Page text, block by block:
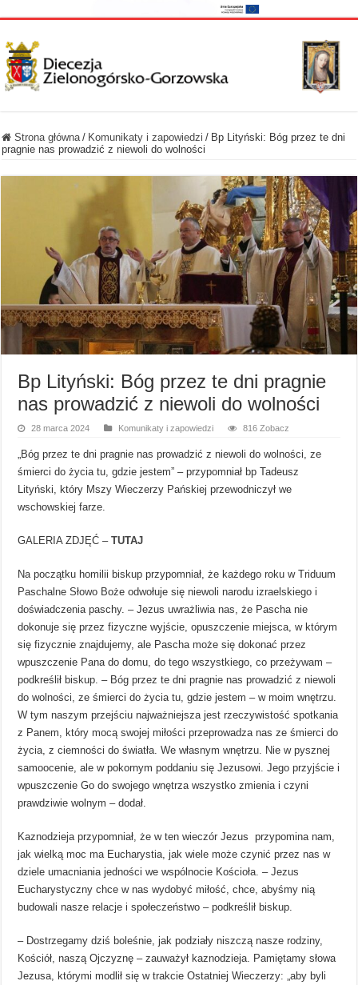
Strona główna / Komunikaty i zapowiedzi / Bp Lityński: Bóg przez te dni
pragnie nas prowadzić z niewoli do wolności
Bp Lityński: Bóg przez te dni pragnie
nas prowadzić z niewoli do wolności
28 marca 2024 Komunikaty i zapowiedzi 816 Zobacz
„Bóg przez te dni pragnie nas prowadzić z niewoli do wolności, ze
śmierci do życia tu, gdzie jestem” – przypomniał bp Tadeusz
Lityński, który Mszy Wieczerzy Pańskiej przewodniczył we
wschowskiej farze.
GALERIA ZDJĘĆ –TUTAJ
Na początku homilii biskup przypomniał, że każdego roku w Triduum
Paschalne Słowo Boże odwołuje się niewoli narodu izraelskiego i
doświadczenia paschy. – Jezus uwrażliwia nas, że Pascha nie
dokonuje się przez fizyczne wyjście, opuszczenie miejsca, w którym
się fizycznie znajdujemy, ale Pascha może się dokonać przez
wpuszczenie Pana do domu, do tego wszystkiego, co przeżywam –
podkreślił biskup. – Bóg przez te dni pragnie nas prowadzić z niewoli
do wolności, ze śmierci do życia tu, gdzie jestem – w moim wnętrzu.
W tym naszym przejściu najważniejsza jest rzeczywistość spotkania
z Panem, który mocą swojej miłości przeprowadza nas ze śmierci do
życia, z ciemności do światła. We własnym wnętrzu. Nie w pysznej
samoocenie, ale w pokornym poddaniu się Jezusowi. Jego przyjście i
wpuszczenie Go do swojego wnętrza wszystko zmienia i czyni
prawdziwie wolnym – dodał.
Kaznodzieja przypomniał, że w ten wieczór Jezus przypomina nam,
jak wielką moc ma Eucharystia, jak wiele może czynić przez nas w
dziele umacniania jedności we wspólnocie Kościoła. – Jezus
Eucharystyczny chce w nas wydobyć miłość, chce, abyśmy nią
budowali nasze relacje i społeczeństwo – podkreślił biskup.
– Dostrzegamy dziś boleśnie, jak podziały niszczą nasze rodziny,
Kościół, naszą Ojczyznę – zauważył kaznodzieja. Pamiętamy słowa
Jezusa, którymi modlił się w trakcie Ostatniej Wieczerzy: „aby byli